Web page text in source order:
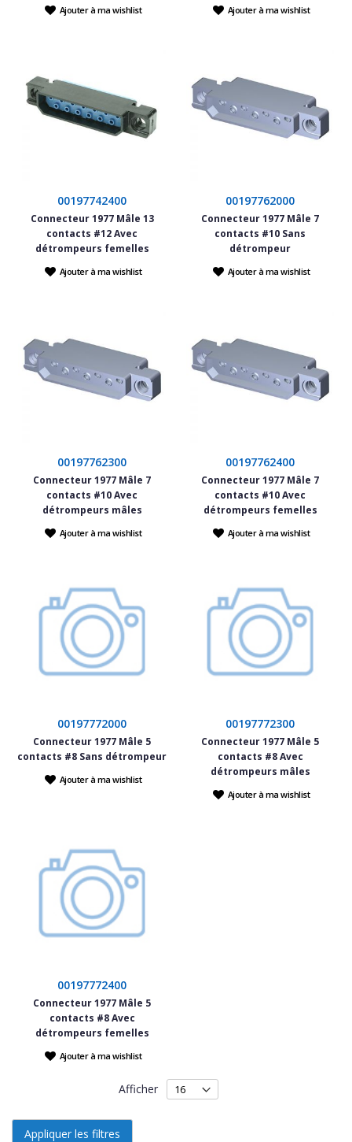
Ajouter à ma wishlist Ajouter à ma wishlist
00197742400
Connecteur 1977 Mâle 13
contacts #12 Avec
détrompeurs femelles
Ajouter à ma wishlist
00197762000
Connecteur 1977 Mâle 7
contacts #10 Sans
détrompeur
Ajouter à ma wishlist
00197762300
Connecteur 1977 Mâle 7
contacts #10 Avec
détrompeurs mâles
Ajouter à ma wishlist
00197762400
Connecteur 1977 Mâle 7
contacts #10 Avec
détrompeurs femelles
Ajouter à ma wishlist
00197772000
Connecteur 1977 Mâle 5
contacts #8 Sans détrompeur
Ajouter à ma wishlist
00197772300
Connecteur 1977 Mâle 5
contacts #8 Avec
détrompeurs mâles
Ajouter à ma wishlist
00197772400
Connecteur 1977 Mâle 5
contacts #8 Avec
détrompeurs femelles
Ajouter à ma wishlist
Afficher
Appliquer les filtres